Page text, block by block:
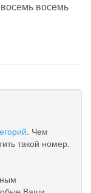
восемь
. Чем
такой номер.